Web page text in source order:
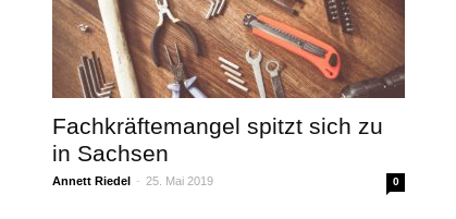
Fachkräftemangel spitzt sich zu
in Sachsen
Annett Riedel - 25. Mai 2019 0